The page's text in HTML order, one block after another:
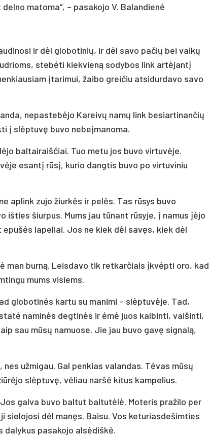
matoma“, – pasakojo V. Balandienė
ir dėl globotinių, ir dėl savo pačių bei vaikų
stebėti kiekvieną sodybos link artėjantį
įtarimui, žaibo greičiu atsidurdavo savo
nepastebėjo Kareivų namų link besiartinančių
į slėptuvę buvo nebeįmanoma.
baltairaiščiai. Tuo metu jos buvo virtuvėje.
esantį rūsį, kurio dangtis buvo po virtuviniu
aplink zujo žiurkės ir pelės. Tas rūsys buvo
išties šiurpus. Mums jau tūnant rūsyje, į namus įėjo
lapeliai. Jos ne kiek dėl savęs, kiek dėl
man burną. Leisdavo tik retkarčiais įkvėpti oro, kad
mums visiems.
globotinės kartu su manimi – slėptuvėje. Tad,
naminės degtinės ir ėmė juos kalbinti, vaišinti,
sau mūsų namuose. Jie jau buvo gavę signalą,
užmigau. Gal penkias valandas. Tėvas mūsų
slėptuvę, vėliau naršė kitus kampelius.
galva buvo baltut baltutėlė. Moteris pražilo per
sielojosi dėl manęs. Baisu. Vos keturiasdešimties
dalykus pasakojo alsėdiškė.